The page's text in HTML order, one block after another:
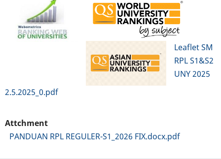
Leaflet SM
RPL S1&S2
UNY 2025
2.5.2025_0.pdf
Attchment
PANDUAN RPL REGULER-S1_2026 FIX.docx.pdf